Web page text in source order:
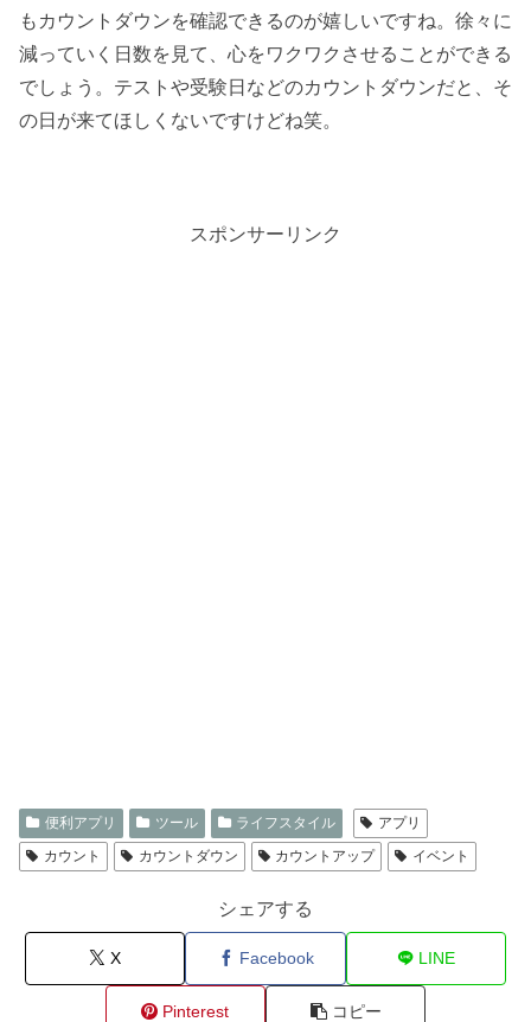
もカウントダウンを確認できるのが嬉しいですね。徐々に
減っていく日数を見て、心をワクワクさせることができる
でしょう。テストや受験日などのカウントダウンだと、そ
の日が来てほしくないですけどね笑。
スポンサーリンク
便利アプリ ツール ライフスタイル
アプリ
カウント
カウントダウン カウントアップ イベント
シェアする
X Facebook LINE
Pinterest コピー